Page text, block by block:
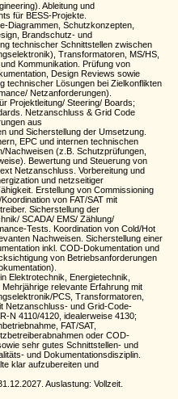
Ableitung und
für BESS-Projekte.
Diagrammen, Schutzkonzepten,
Brandschutz- und
technischer Schnittstellen zwischen
Transformatoren, MS/HS,
Kommunikation. Prüfung von
Design Reviews sowie
technischer Lösungen bei Zielkonflikten
Netzanforderungen).
Projektleitung/ Steering/ Boards;
Netzanschluss & Grid Code
aus
und Sicherstellung der Umsetzung.
EPC und internen technischen
(z.B. Schutzprüfungen,
Bewertung und Steuerung von
Netzanschluss. Vorbereitung und
und netzseitiger
Erstellung von Commissioning
von FAT/SAT mit
Sicherstellung der
SCADA/ EMS/ Zählung/
Tests. Koordination von Cold/Hot
Nachweisen. Sicherstellung einer
inkl. COD-Dokumentation und
von Betriebsanforderungen
Elektrotechnik, Energietechnik,
relevante Erfahrung mit
PCS, Transformatoren,
Netzanschluss- und Grid-Code-
N 4110/4120, idealerweise 4130;
FAT/SAT,
oder COD-
sehr gutes Schnittstellen- und
und Dokumentationsdisziplin.
klar aufzubereiten und
Auslastung: Vollzeit.